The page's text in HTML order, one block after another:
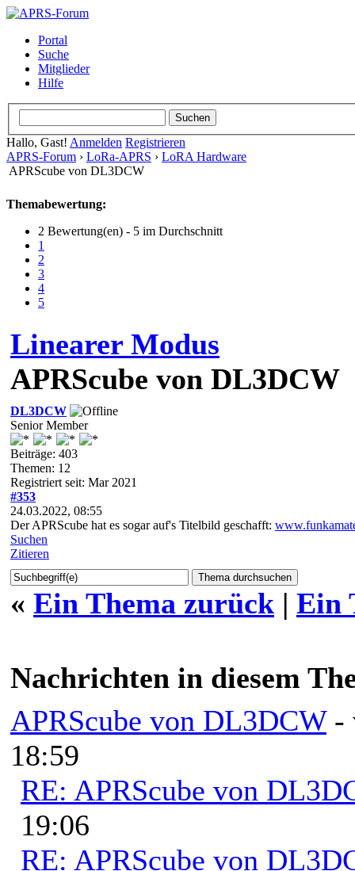
Portal
Suche
Mitglieder
Hilfe
Hallo, Gast! Anmelden Registrieren
APRS-Forum › LoRa-APRS › LoRA Hardware
APRScube von DL3DCW
Themabewertung:
2 Bewertung(en) - 5 im Durchschnitt
1
2
3
4
5
Linearer Modus
APRScube von DL3DCW
DL3DCW
Senior Member
Beiträge: 403
Themen: 12
Registriert seit: Mar 2021
#353
24.03.2022, 08:55
Der APRScube hat es sogar auf's Titelbild geschafft:
Suchen
Zitieren
« Ein Thema zurück | Ein
Nachrichten in diesem
APRScube von DL3DCW -
18:59
RE: APRScube von
19:06
RE: APRScube von